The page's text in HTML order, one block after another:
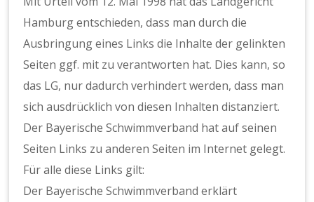
Hamburg entschieden, dass man durch die
Ausbringung eines Links die Inhalte der gelinkten
Seiten ggf. mit zu verantworten hat. Dies kann, so
das LG, nur dadurch verhindert werden, dass man
sich ausdrücklich von diesen Inhalten distanziert.
Der Bayerische Schwimmverband hat auf seinen
Seiten Links zu anderen Seiten im Internet gelegt.
Für alle diese Links gilt:
Der Bayerische Schwimmverband erklärt